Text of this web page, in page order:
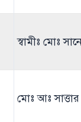
স্বামীঃ মোঃ
মোঃ আঃ সাত্তার